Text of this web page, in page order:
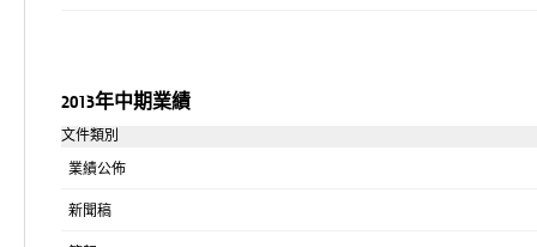
2013年中期業績
文件類別
業績公佈
新聞稿